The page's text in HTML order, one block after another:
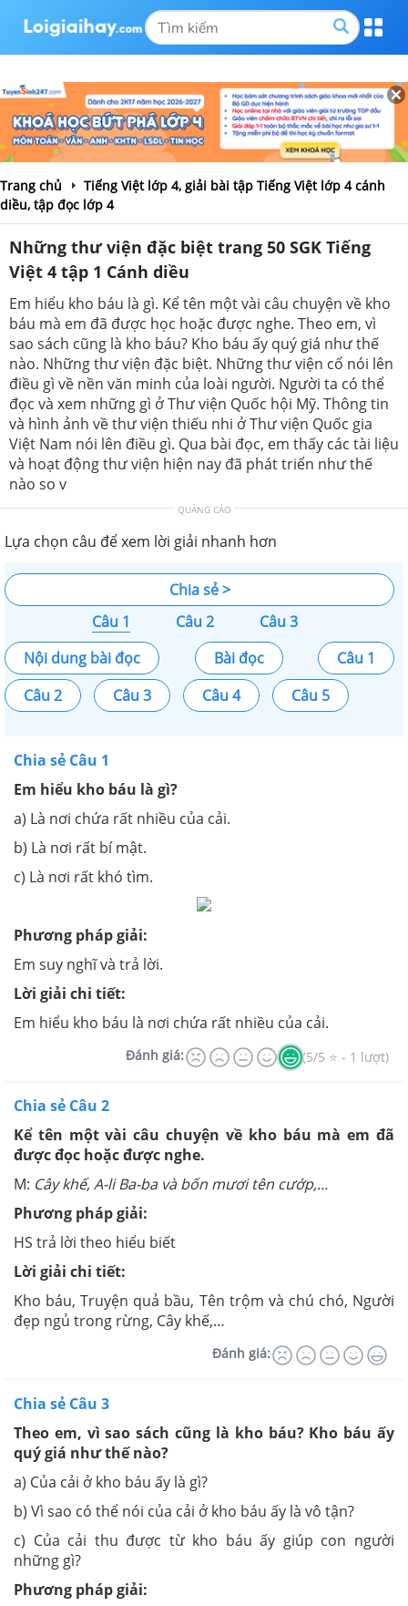
Trang chủ
Tiếng Việt lớp 4, giải bài tập Tiếng Việt lớp 4 cánh
diều, tập đọc lớp 4
Những thư viện đặc biệt trang 50 SGK Tiếng
Việt 4 tập 1 Cánh diều
Em hiểu kho báu là gì. Kể tên một vài câu chuyện về kho
báu mà em đã được học hoặc được nghe. Theo em, vì
sao sách cũng là kho báu? Kho báu ấy quý giá như thế
nào. Những thư viện đặc biệt. Những thư viện cổ nói lên
điều gì về nền văn minh của loài người. Người ta có thể
đọc và xem những gì ở Thư viện Quốc hội Mỹ. Thông tin
và hình ảnh về thư viện thiếu nhi ở Thư viện Quốc gia
Việt Nam nói lên điều gì. Qua bài đọc, em thấy các tài liệu
và hoạt động thư viện hiện nay đã phát triển như thế
nào so v
QUẢNG CÁO
Lựa chọn câu để xem lời giải nhanh hơn
Chia sẻ >
Câu 1
Câu 2
Câu 3
Nội dung bài đọc
Bài đọc
Câu 1
Câu 2
Câu 3 Câu 4 Câu 5
Chia sẻ Câu 1
Em hiểu kho báu là gì?
a) Là nơi chứa rất nhiều của cải.
b) Là nơi rất bí mật.
c) Là nơi rất khó tìm.
Phương pháp giải:
Em suy nghĩ và trả lời.
Lời giải chi tiết:
Em hiểu kho báu là nơi chứa rất nhiều của cải.
Đánh giá: (5/5 ⭐ - 1 lượt)
Chia sẻ Câu 2
Kể tên một vài câu chuyện về kho báu mà em đã
được đọc hoặc được nghe.
M: Cây khế, A-li Ba-ba và bốn mươi tên cướp,...
Phương pháp giải:
HS trả lời theo hiểu biết
Lời giải chi tiết:
Kho báu, Truyện quả bầu, Tên trộm và chú chó, Người
đẹp ngủ trong rừng, Cây khế,…
Đánh giá:
Chia sẻ Câu 3
Theo em, vì sao sách cũng là kho báu? Kho báu ấy
quý giá như thế nào?
a) Của cải ở kho báu ấy là gì?
b) Vì sao có thể nói của cải ở kho báu ấy là vô tận?
c) Của cải thu được từ kho báu ấy giúp con người
những gì?
Phương pháp giải: